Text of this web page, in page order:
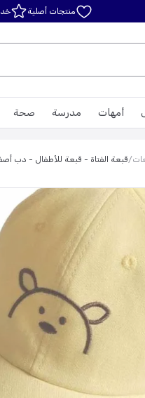
منتجات أصلية
صحة مدرسة أمهات
/قبعة الفتاة - قبعة للأطفال - دب